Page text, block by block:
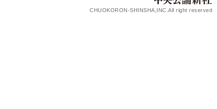
CHUOKORON-SHINSHA,INC.All right reserved